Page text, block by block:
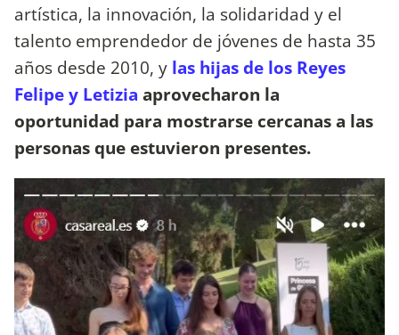
artística, la innovación, la solidaridad y el
talento emprendedor de jóvenes de hasta 35
años desde 2010, y las hijas de los Reyes
Felipe y Letizia aprovecharon la
oportunidad para mostrarse cercanas a las
personas que estuvieron presentes.